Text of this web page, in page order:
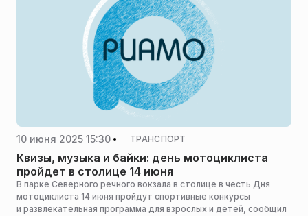
10 июня 2025 15:30 ТРАНСПОРТ
Квизы, музыка и байки: день мотоциклиста
пройдет в столице 14 июня
В парке Северного речного вокзала в столице в честь Дня
мотоциклиста 14 июня пройдут спортивные конкурсы
и развлекательная программа для взрослых и детей, сообщил